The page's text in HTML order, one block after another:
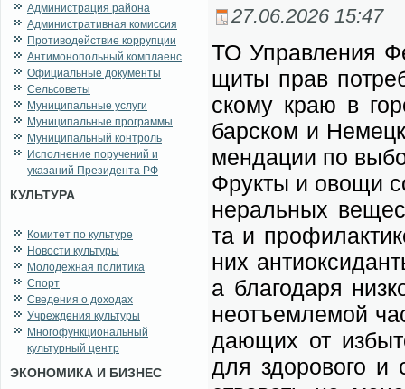
Администрация района
Административная комиссия
Противодействие коррупции
Антимонопольный комплаенс
Официальные документы
Сельсоветы
Муниципальные услуги
Муниципальные программы
Муниципальный контроль
Исполнение поручений и
указаний Президента РФ
КУЛЬТУРА
Комитет по культуре
Новости культуры
Молодежная политика
Спорт
Сведения о доходах
Учреждения культуры
Многофункциональный
культурный центр
ЭКОНОМИКА И БИЗНЕС
27.06.2026 15:47
ТО Управ­ле­ния
щи­ты прав
ско­му краю в
бар­ском и
мен­да­ции по
Фрук­ты и ово­щи
не­раль­ных
та и
них
а бла­го­да­ря
не­отъ­ем­ле­мой
да­ю­щих от
для здо­ро­во­го и